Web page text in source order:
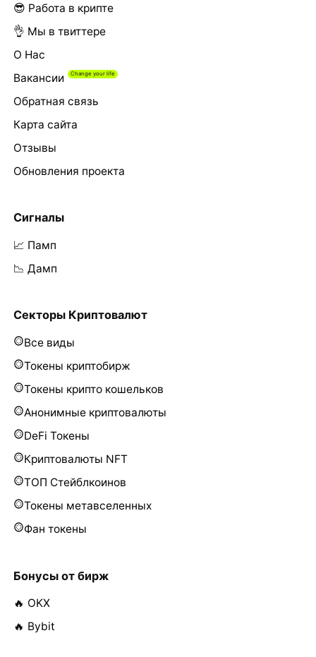
😎 Работа в крипте
👌 Мы в твиттере
О Нас
Вакансии
Обратная связь
Карта сайта
Отзывы
Обновления проекта
Сигналы
📈 Памп
📉 Дамп
Секторы Криптовалют
Все виды
Токены криптобирж
Токены крипто кошельков
Анонимные криптовалюты
DeFi Токены
Криптовалюты NFT
ТОП Стейблкоинов
Токены метавселенных
Фан токены
Бонусы от бирж
🔥 OKX
🔥 Bybit